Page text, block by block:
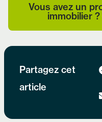
Vous avez un
immobilier
Partagez cet
article